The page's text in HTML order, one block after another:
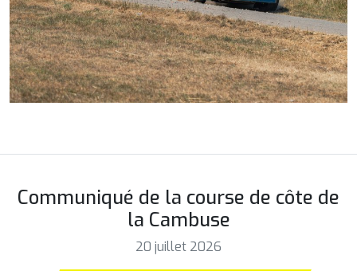
Communiqué de la course de côte de
la Cambuse
20 juillet 2026